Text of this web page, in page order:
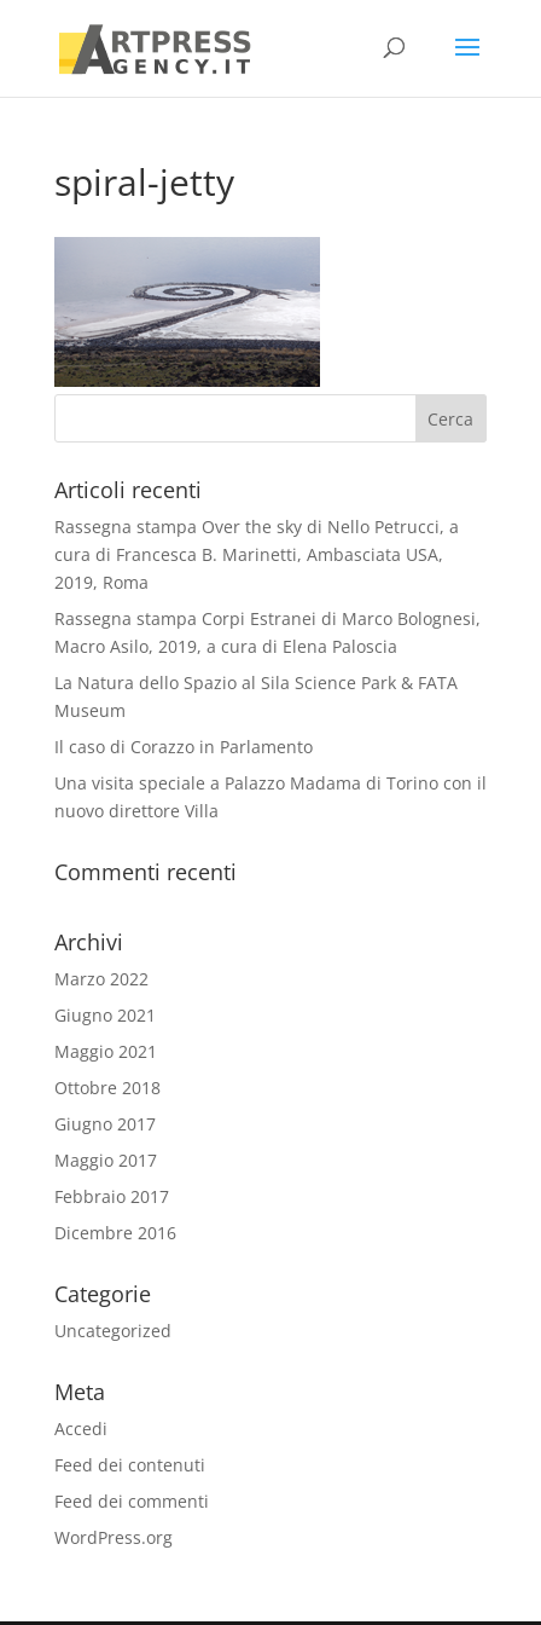
spiral-jetty
Articoli recenti
Rassegna stampa Over the sky di Nello Petrucci, a
cura di Francesca B. Marinetti, Ambasciata USA,
2019, Roma
Rassegna stampa Corpi Estranei di Marco Bolognesi,
Macro Asilo, 2019, a cura di Elena Paloscia
La Natura dello Spazio al Sila Science Park & FATA
Museum
Il caso di Corazzo in Parlamento
Una visita speciale a Palazzo Madama di Torino con il
nuovo direttore Villa
Commenti recenti
Archivi
Marzo 2022
Giugno 2021
Maggio 2021
Ottobre 2018
Giugno 2017
Maggio 2017
Febbraio 2017
Dicembre 2016
Categorie
Uncategorized
Meta
Accedi
Feed dei contenuti
Feed dei commenti
WordPress.org